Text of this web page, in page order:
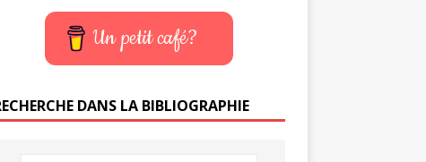
Un petit café?
DANS LA BIBLIOGRAPHIE